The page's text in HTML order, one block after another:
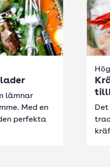
lämnar
Med en
perfekta